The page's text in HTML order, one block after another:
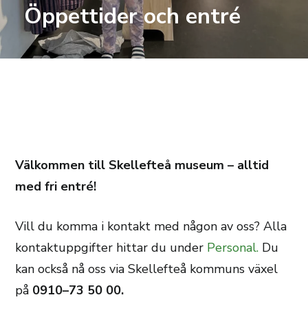
Öppettider och entré
Välkommen till Skellefteå museum – alltid
med fri entré!
Vill du komma i kontakt med någon av oss? Alla
kontaktuppgifter hittar du under Personal. Du
kan också nå oss via Skellefteå kommuns växel
på 0910–73 50 00.